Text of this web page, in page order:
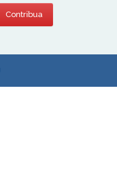
Contribua